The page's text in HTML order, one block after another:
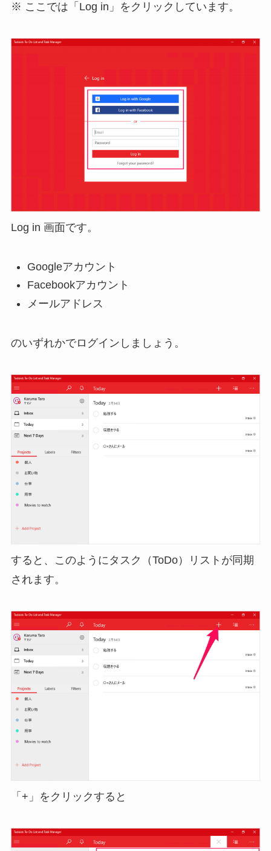
※ ここでは「Log in」をクリックしています。
Log in 画面です。
Googleアカウント
Facebookアカウント
メールアドレス
のいずれかでログインしましょう。
すると、このようにタスク（ToDo）リストが同期
されます。
「+」をクリックすると